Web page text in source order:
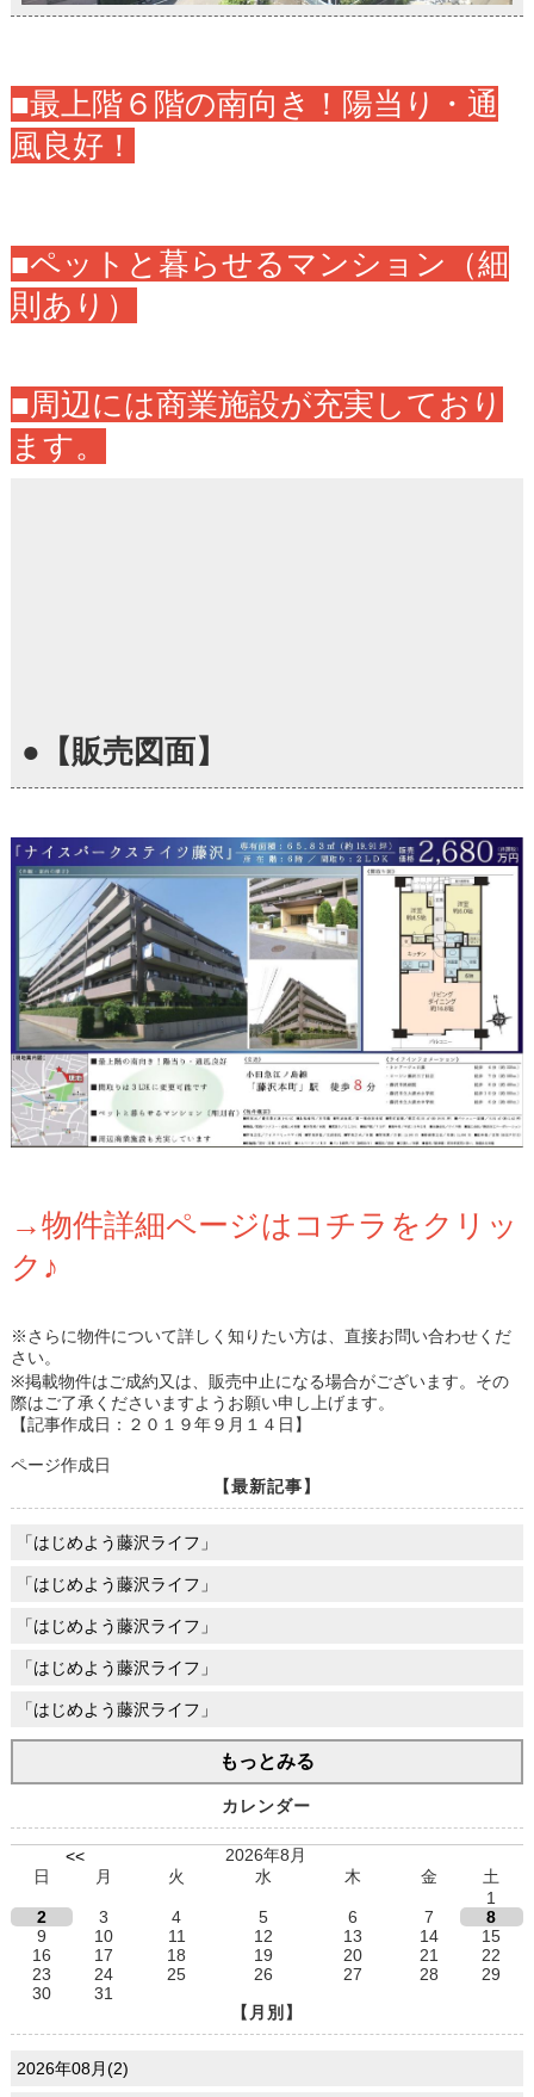
■最上階６階の南向き！陽当り・通
風良好！
■ペットと暮らせるマンション（細
則あり）
■周辺には商業施設が充実しており
ます。
●【販売図面】
→物件詳細ページはコチラをクリッ
ク♪
※さらに物件について詳しく知りたい方は、直接お問い合わせくだ
さい。
※掲載物件はご成約又は、販売中止になる場合がございます。その
際はご了承くださいますようお願い申し上げます。
【記事作成日：２０１９年９月１４日】
ページ作成日
【最新記事】
「はじめよう藤沢ライフ」
「はじめよう藤沢ライフ」
「はじめよう藤沢ライフ」
「はじめよう藤沢ライフ」
「はじめよう藤沢ライフ」
もっとみる
カレンダー
<<
2026年8月
日
月 火 水 木 金
土
1
2
3 4 5 6 7
8
9
10 11 12 13 14
15
16
17 18 19 20 21
22
23
24 25 26 27 28
29
30
31
【月別】
2026年08月(2)